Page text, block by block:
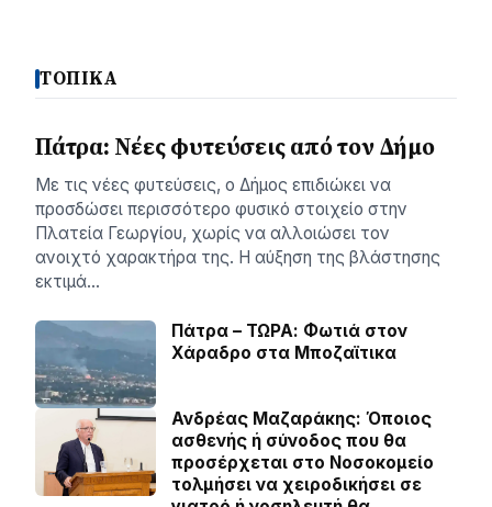
ΤΟΠΙΚΑ
Πάτρα: Νέες φυτεύσεις από τον Δήμο
Με τις νέες φυτεύσεις, ο Δήμος επιδιώκει να
προσδώσει περισσότερο φυσικό στοιχείο στην
Πλατεία Γεωργίου, χωρίς να αλλοιώσει τον
ανοιχτό χαρακτήρα της. Η αύξηση της βλάστησης
εκτιμά…
Πάτρα – ΤΩΡΑ: Φωτιά στον
Χάραδρο στα Μποζαϊτικα
Ανδρέας Μαζαράκης: Όποιος
ασθενής ή σύνοδος που θα
προσέρχεται στο Νοσοκομείο
τολμήσει να χειροδικήσει σε